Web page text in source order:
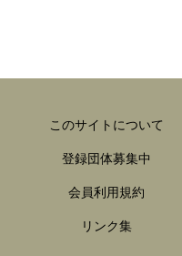
このサイトについて
登録団体募集中
会員利用規約
リンク集